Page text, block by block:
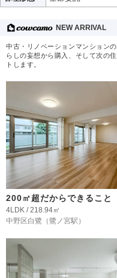
NEW ARRIVAL
中古・リノベーションマンション
らしの妄想から購入、そして次の
トします。
200㎡超だからできること
4LDK / 218.94㎡
中野区白鷺 （鷺ノ宮駅）